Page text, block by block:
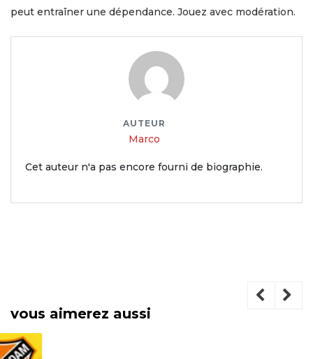
peut entraîner une dépendance. Jouez avec modération.
AUTEUR
Marco
Cet auteur n'a pas encore fourni de biographie.
vous aimerez aussi